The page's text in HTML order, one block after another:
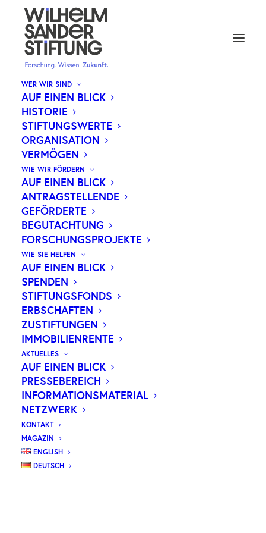
WER WIR SIND
AUF EINEN BLICK
HISTORIE
STIFTUNGSWERTE
ORGANISATION
VERMÖGEN
WIE WIR FÖRDERN
AUF EINEN BLICK
ANTRAGSTELLENDE
GEFÖRDERTE
BEGUTACHTUNG
FORSCHUNGSPROJEKTE
WIE SIE HELFEN
AUF EINEN BLICK
SPENDEN
STIFTUNGSFONDS
ERBSCHAFTEN
ZUSTIFTUNGEN
IMMOBILIENRENTE
AKTUELLES
AUF EINEN BLICK
PRESSEBEREICH
INFORMATIONSMATERIAL
NETZWERK
KONTAKT
MAGAZIN
ENGLISH
DEUTSCH
Unser
neues Magazin
Wilhelm
ZUM MAGAZIN